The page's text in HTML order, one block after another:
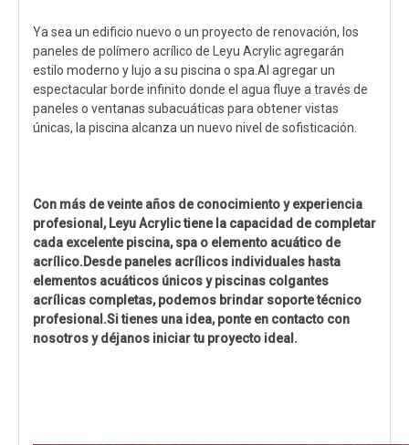
Ya sea un edificio nuevo o un proyecto de renovación, los
paneles de polímero acrílico de Leyu Acrylic agregarán
estilo moderno y lujo a su piscina o spa.Al agregar un
espectacular borde infinito donde el agua fluye a través de
paneles o ventanas subacuáticas para obtener vistas
únicas, la piscina alcanza un nuevo nivel de sofisticación.
Con más de veinte años de conocimiento y experiencia
profesional, Leyu Acrylic tiene la capacidad de completar
cada excelente piscina, spa o elemento acuático de
acrílico.Desde paneles acrílicos individuales hasta
elementos acuáticos únicos y piscinas colgantes
acrílicas completas, podemos brindar soporte técnico
profesional.Si tienes una idea, ponte en contacto con
nosotros y déjanos iniciar tu proyecto ideal.